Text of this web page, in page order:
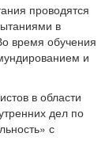
проводятся
в
время обучения
и
в области
дел по
с